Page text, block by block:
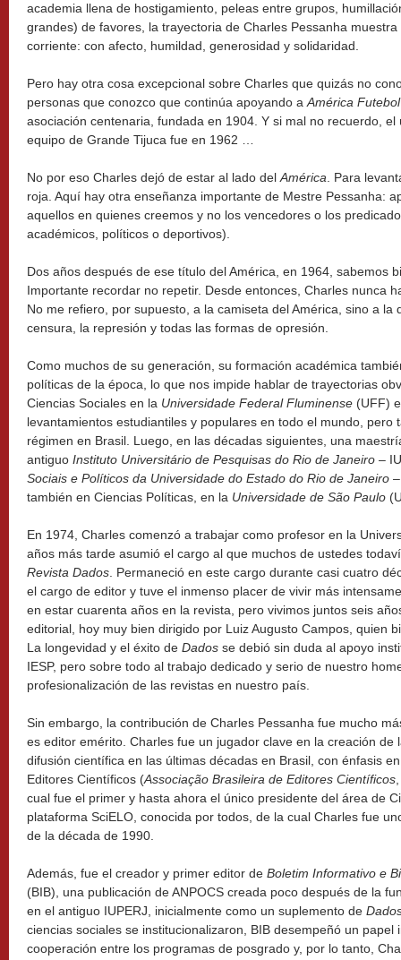
academia llena de hostigamiento, peleas entre grupos,
grandes) de favores, la trayectoria de Charles Pessanha
corriente: con afecto, humildad, generosidad y solidaridad.
Pero hay otra cosa excepcional sobre Charles que quizás no
personas que conozco que continúa apoyando a América
asociación centenaria, fundada en 1904. Y si mal no recuerdo,
equipo de Grande Tijuca fue en 1962 …
No por eso Charles dejó de estar al lado del América . Para
roja. Aquí hay otra enseñanza importante de Mestre Pessanha:
aquellos en quienes creemos y no los vencedores o los
académicos, políticos o deportivos).
Dos años después de ese título del América, en 1964, sabemos
Importante recordar no repetir. Desde entonces, Charles nunca
No me refiero, por supuesto, a la camiseta del América, sino a la
censura, la represión y todas las formas de opresión.
Como muchos de su generación, su formación académica
políticas de la época, lo que nos impide hablar de trayectorias
Ciencias Sociales en la Universidade Federal Fluminense (UFF)
levantamientos estudiantiles y populares en todo el mundo, pero
régimen en Brasil. Luego, en las décadas siguientes, una
antiguo Instituto Universitário de Pesquisas do Rio de Janeiro –
Sociais e Políticos da Universidade do Estado do Rio de Janeiro
también en Ciencias Políticas, en la Universidade de São Paulo
En 1974, Charles comenzó a trabajar como profesor en la
años más tarde asumió el cargo al que muchos de ustedes
Revista Dados . Permaneció en este cargo durante casi cuatro
el cargo de editor y tuve el inmenso placer de vivir más
en estar cuarenta años en la revista, pero vivimos juntos seis
editorial, hoy muy bien dirigido por Luiz Augusto Campos, quien
La longevidad y el éxito de Dados se debió sin duda al apoyo
IESP, pero sobre todo al trabajo dedicado y serio de nuestro
profesionalización de las revistas en nuestro país.
Sin embargo, la contribución de Charles Pessanha fue mucho
es editor emérito. Charles fue un jugador clave en la creación de
difusión científica en las últimas décadas en Brasil, con énfasis
Editores Científicos (Associação Brasileira de Editores Científicos
cual fue el primer y hasta ahora el único presidente del área de
plataforma SciELO, conocida por todos, de la cual Charles fue
de la década de 1990.
Además, fue el creador y primer editor de Boletim Informativo e
(BIB), una publicación de ANPOCS creada poco después de la
en el antiguo IUPERJ, inicialmente como un suplemento de
ciencias sociales se institucionalizaron, BIB desempeñó un papel
cooperación entre los programas de posgrado y, por lo tanto,